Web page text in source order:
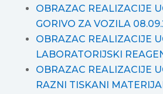
OBRAZAC REALIZACIJE
GORIVO ZA VOZILA
OBRAZAC REALIZACIJE
LABORATORIJSKI
OBRAZAC REALIZACIJE
RAZNI TISKANI